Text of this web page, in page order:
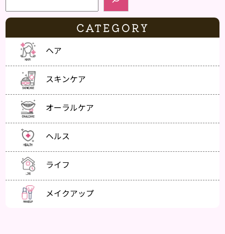
CATEGORY
ヘア
スキンケア
オーラルケア
ヘルス
ライフ
メイクアップ